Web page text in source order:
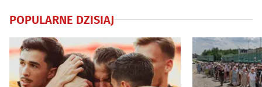
POPULARNE DZISIAJ